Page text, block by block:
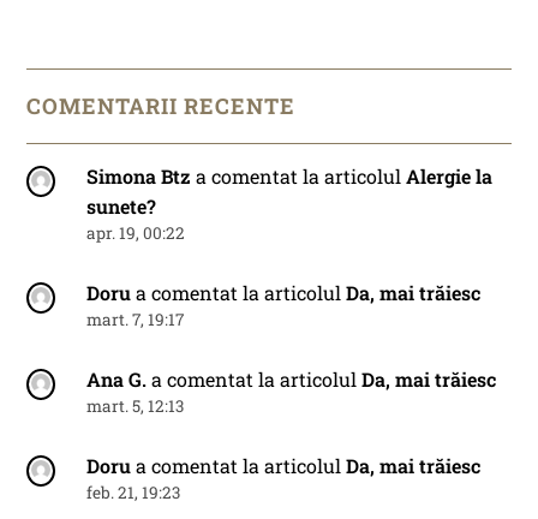
COMENTARII RECENTE
Simona Btz a comentat la articolulAlergie la
sunete?
apr. 19, 00:22
Dorua comentat la articolulDa, mai trăiesc
mart. 7, 19:17
Ana G.a comentat la articolulDa, mai trăiesc
mart. 5, 12:13
Dorua comentat la articolulDa, mai trăiesc
feb. 21, 19:23